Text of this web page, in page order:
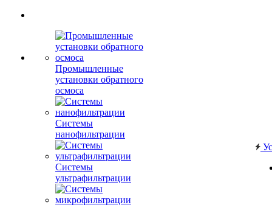
Промышленные
установки обратного
осмоса
Системы
нанофильтрации
Системы
ультрафильтрации